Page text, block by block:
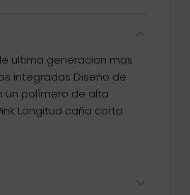
ultima generacion mas
integradas Diseño de
un polímero de alta
Longitud caña corta